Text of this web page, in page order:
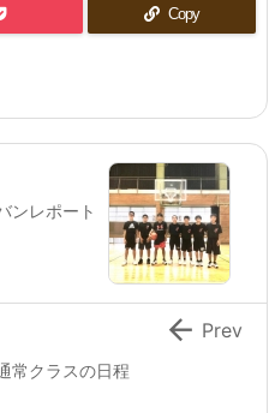
Copy
ンレポート
常クラスの日程
 Prev